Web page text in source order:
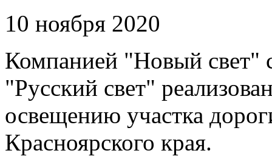
10 ноября 2020
Компанией "Новый свет"
"Русский свет"
освещению участка
Красноярского края.